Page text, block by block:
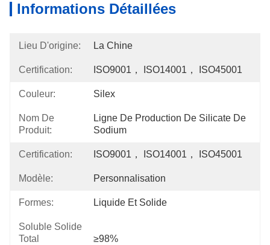
Informations Détaillées
Lieu D'origine: La Chine
Certification: ISO9001， ISO14001， ISO45001
Couleur: Silex
Nom De
Produit:
Ligne De Production De Silicate De
Sodium
Certification: ISO9001， ISO14001， ISO45001
Modèle: Personnalisation
Formes: Liquide Et Solide
Soluble Solide
Total
≥98%